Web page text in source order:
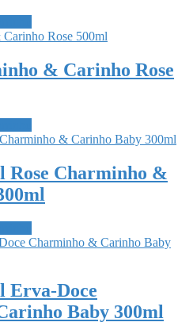
& Carinho Rose
Rose Charminho &
Erva-Doce
Baby 300ml